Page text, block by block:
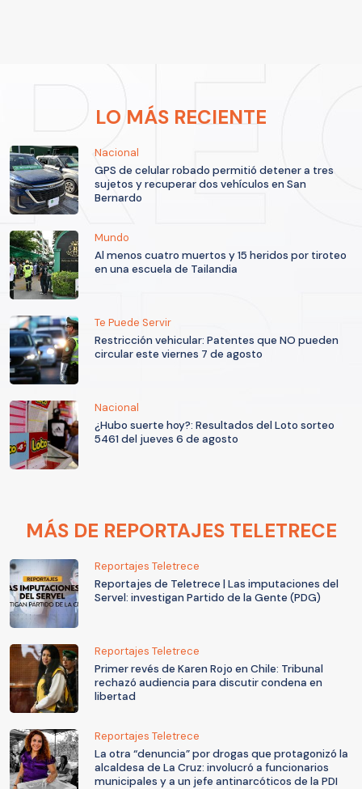
LO MÁS RECIENTE
Nacional
GPS de celular robado permitió detener a tres
sujetos y recuperar dos vehículos en San
Bernardo
Mundo
Al menos cuatro muertos y 15 heridos por tiroteo
en una escuela de Tailandia
Te Puede Servir
Restricción vehicular: Patentes que NO pueden
circular este viernes 7 de agosto
Nacional
¿Hubo suerte hoy?: Resultados del Loto sorteo
5461 del jueves 6 de agosto
MÁS DE REPORTAJES TELETRECE
Reportajes Teletrece
Reportajes de Teletrece | Las imputaciones del
Servel: investigan Partido de la Gente (PDG)
Reportajes Teletrece
Primer revés de Karen Rojo en Chile: Tribunal
rechazó audiencia para discutir condena en
libertad
Reportajes Teletrece
La otra “denuncia” por drogas que protagonizó la
alcaldesa de La Cruz: involucró a funcionarios
municipales y a un jefe antinarcóticos de la PDI